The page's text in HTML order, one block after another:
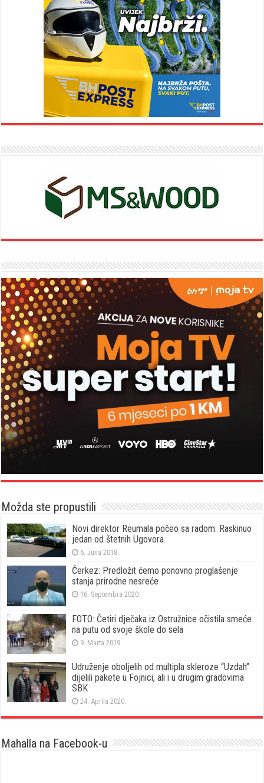
Možda ste propustili
Novi direktor Reumala počeo sa radom: Raskinuo
jedan od štetnih Ugovora
6. Juna 2018.
Čerkez: Predložit ćemo ponovno proglašenje
stanja prirodne nesreće
16. Septembra 2020.
FOTO: Četiri dječaka iz Ostružnice očistila smeće
na putu od svoje škole do sela
9. Marta 2019.
Udruženje oboljelih od multipla skleroze “Uzdah”
dijelili pakete u Fojnici, ali i u drugim gradovima
SBK
24. Aprila 2020.
Mahalla na Facebook-u